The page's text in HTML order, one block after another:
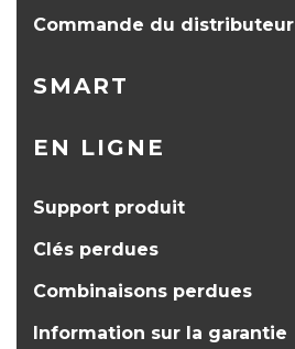
Commande du distributeur
SMART
EN LIGNE
Support produit
Clés perdues
Combinaisons perdues
Information sur la garantie